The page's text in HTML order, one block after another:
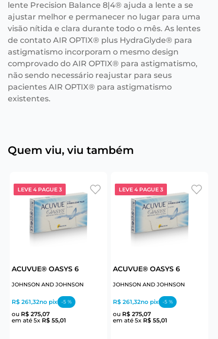
lente Precision Balance 8|4® ajuda a lente a se
ajustar melhor e permanecer no lugar para uma
visão nítida e clara durante todo o mês. As lentes
de contato AIR OPTIX® plus HydraGlyde® para
astigmatismo incorporam o mesmo design
comprovado do AIR OPTIX® para astigmatismo,
não sendo necessário reajustar para seus
pacientes AIR OPTIX® para astigmatismo
existentes.
Quem viu, viu também
LEVE 4 PAGUE 3
ACUVUE® OASYS 6
JOHNSON AND JOHNSON
R$ 261,32no pix -5 %
ou R$ 275,07
em até 5x R$ 55,01
LEVE 4 PAGUE 3
ACUVUE® OASYS 6
JOHNSON AND JOHNSON
R$ 261,32no pix -5 %
ou R$ 275,07
em até 5x R$ 55,01